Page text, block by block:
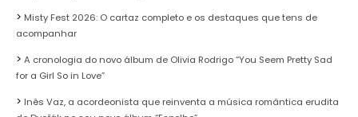
Misty Fest 2026: O cartaz completo e os destaques que tens de
acompanhar
A cronologia do novo álbum de Olivia Rodrigo “You Seem Pretty Sad
for a Girl So in Love”
Inês Vaz, a acordeonista que reinventa a música romântica erudita